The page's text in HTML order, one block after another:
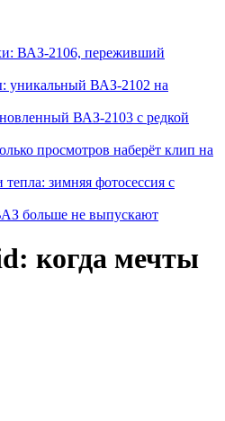
ВАЗ-2106, переживший
уникальный ВАЗ-2102 на
ВАЗ-2103 с редкой
просмотров наберёт клип на
зимняя фотосессия с
больше не выпускают
когда мечты